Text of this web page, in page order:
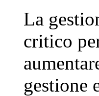
La
critico
gestione